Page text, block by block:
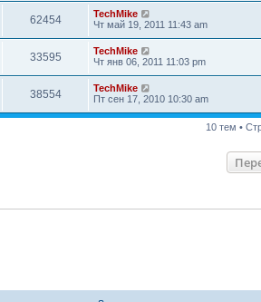
62454
TechMike
Чт май 19, 2011 11:43 am
33595
TechMike
Чт янв 06, 2011 11:03 pm
38554
TechMike
Пт сен 17, 2010 10:30 am
10 тем •